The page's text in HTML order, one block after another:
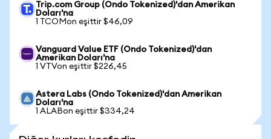
Trip.com Group (Ondo Tokenized)'dan Amerikan
Doları'na
1 TCOMon eşittir $46,09
Vanguard Value ETF (Ondo Tokenized)'dan
Amerikan Doları'na
1 VTVon eşittir $226,45
Astera Labs (Ondo Tokenized)'dan Amerikan
Doları'na
1 ALABon eşittir $334,24